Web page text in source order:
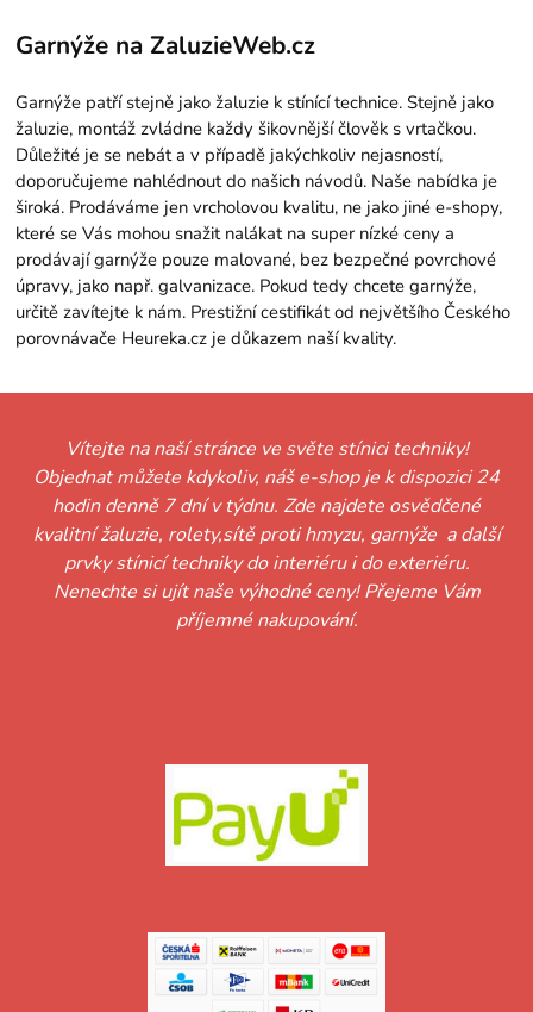
Garnýže na ZaluzieWeb.cz
Garnýže patří stejně jako žaluzie k stínící technice. Stejně jako
žaluzie, montáž zvládne každy šikovnější člověk s vrtačkou.
Důležité je se nebát a v případě jakýchkoliv nejasností,
doporučujeme nahlédnout do našich návodů. Naše nabídka je
široká. Prodáváme jen vrcholovou kvalitu, ne jako jiné e-shopy,
které se Vás mohou snažit nalákat na super nízké ceny a
prodávají garnýže pouze malované, bez bezpečné povrchové
úpravy, jako např. galvanizace. Pokud tedy chcete garnýže,
určitě zavítejte k nám. Prestižní cestifikát od největšího Českého
porovnávače Heureka.cz je důkazem naší kvality.
Vítejte na naší stránce ve světe stínici techniky!
Objednat můžete kdykoliv, náš e-shop je k dispozici 24
hodin denně 7 dní v týdnu. Zde najdete osvědčené
kvalitní žaluzie, rolety,sítě proti hmyzu, garnýže a další
prvky stínicí techniky do interiéru i do exteriéru.
Nenechte si ujít naše výhodné ceny! Přejeme Vám
příjemné nakupování.